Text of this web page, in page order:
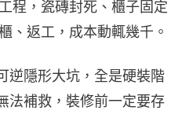
程，瓷磚封死、櫃子固定
、返工，成本動輒幾千。
逆隱形大坑，全是硬裝階
法補救，裝修前一定要存